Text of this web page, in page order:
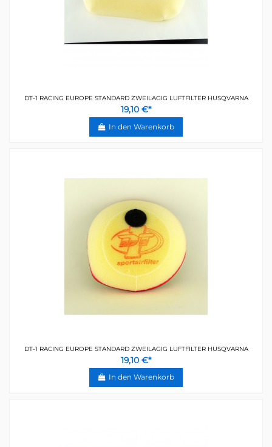
DT-1 RACING EUROPE STANDARD ZWEILAGIG LUFTFILTER HUSQVARNA
19,10 €*
In den Warenkorb
DT-1 RACING EUROPE STANDARD ZWEILAGIG LUFTFILTER HUSQVARNA
19,10 €*
In den Warenkorb